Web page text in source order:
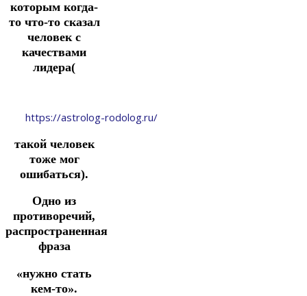
которым когда-
то что-то сказал
человек с
качествами
лидера(
https://astrolog-rodolog.ru/
такой человек
тоже мог
ошибаться).
Одно из
противоречий,
распространенная
фраза
«нужно стать
кем-то».